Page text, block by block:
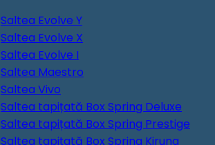
Saltea Evolve Y
Saltea Evolve X
Saltea Evolve I
Saltea Maestro
Saltea Vivo
Saltea tapițată Box Spring Deluxe
Saltea tapițată Box Spring Prestige
Saltea tapițată Box Spring Kiruna